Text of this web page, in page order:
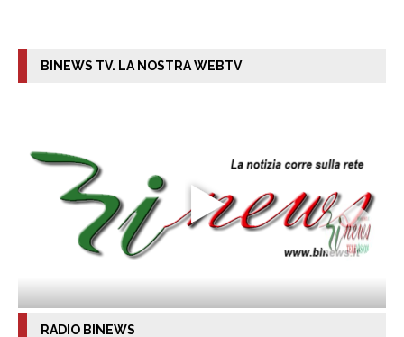
BINEWS TV. LA NOSTRA WEBTV
RADIO BINEWS